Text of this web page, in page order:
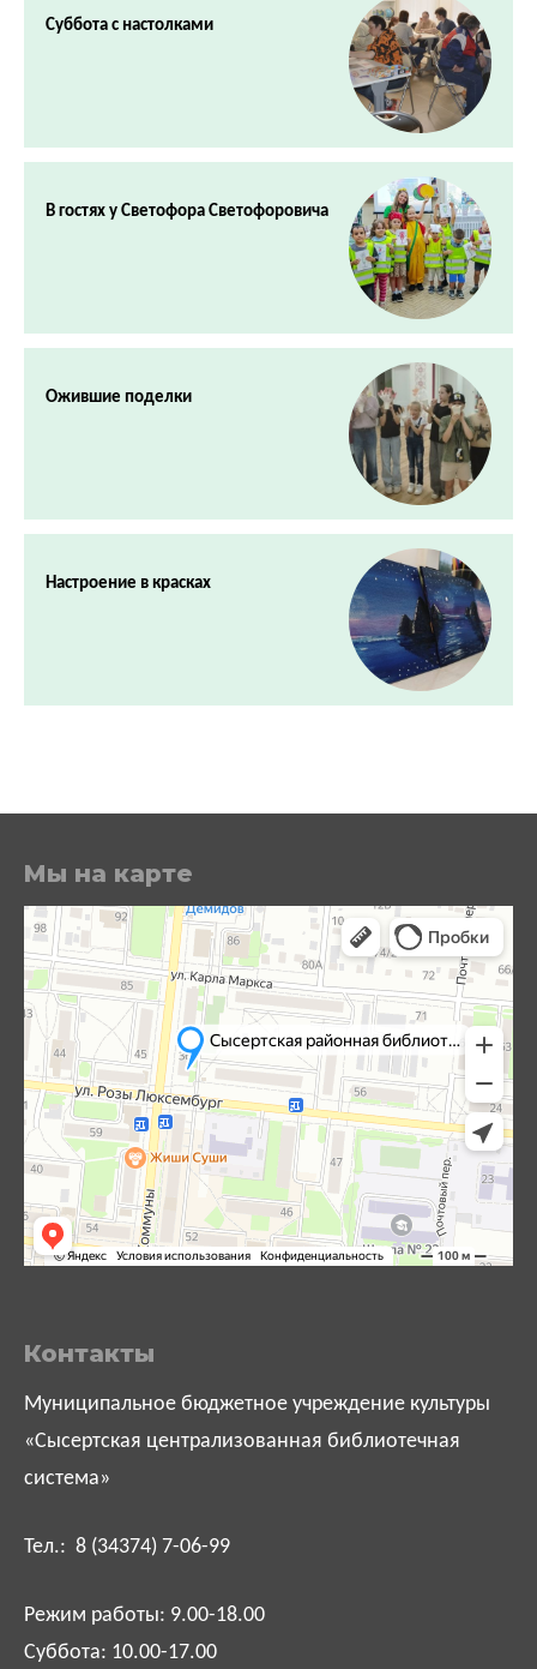
Суббота с настолками
В гостях у Светофора Светофоровича
Ожившие поделки
Настроение в красках
Мы на карте
Контакты
Муниципальное бюджетное учреждение культуры
«Сысертская централизованная библиотечная
система»
Тел.: 8 (34374) 7-06-99
Режим работы: 9.00-18.00
Суббота: 10.00-17.00